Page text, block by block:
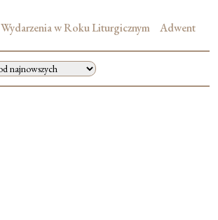
Wydarzenia w Roku Liturgicznym Adwent